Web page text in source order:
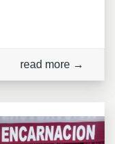
read more →